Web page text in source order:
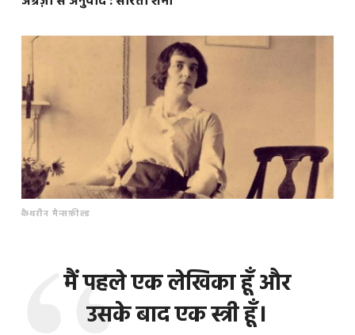
कैथरीन मैन्सफ़ील्ड
मैं पहले एक लेखिका हूँ और
उसके बाद एक स्त्री हूँ।